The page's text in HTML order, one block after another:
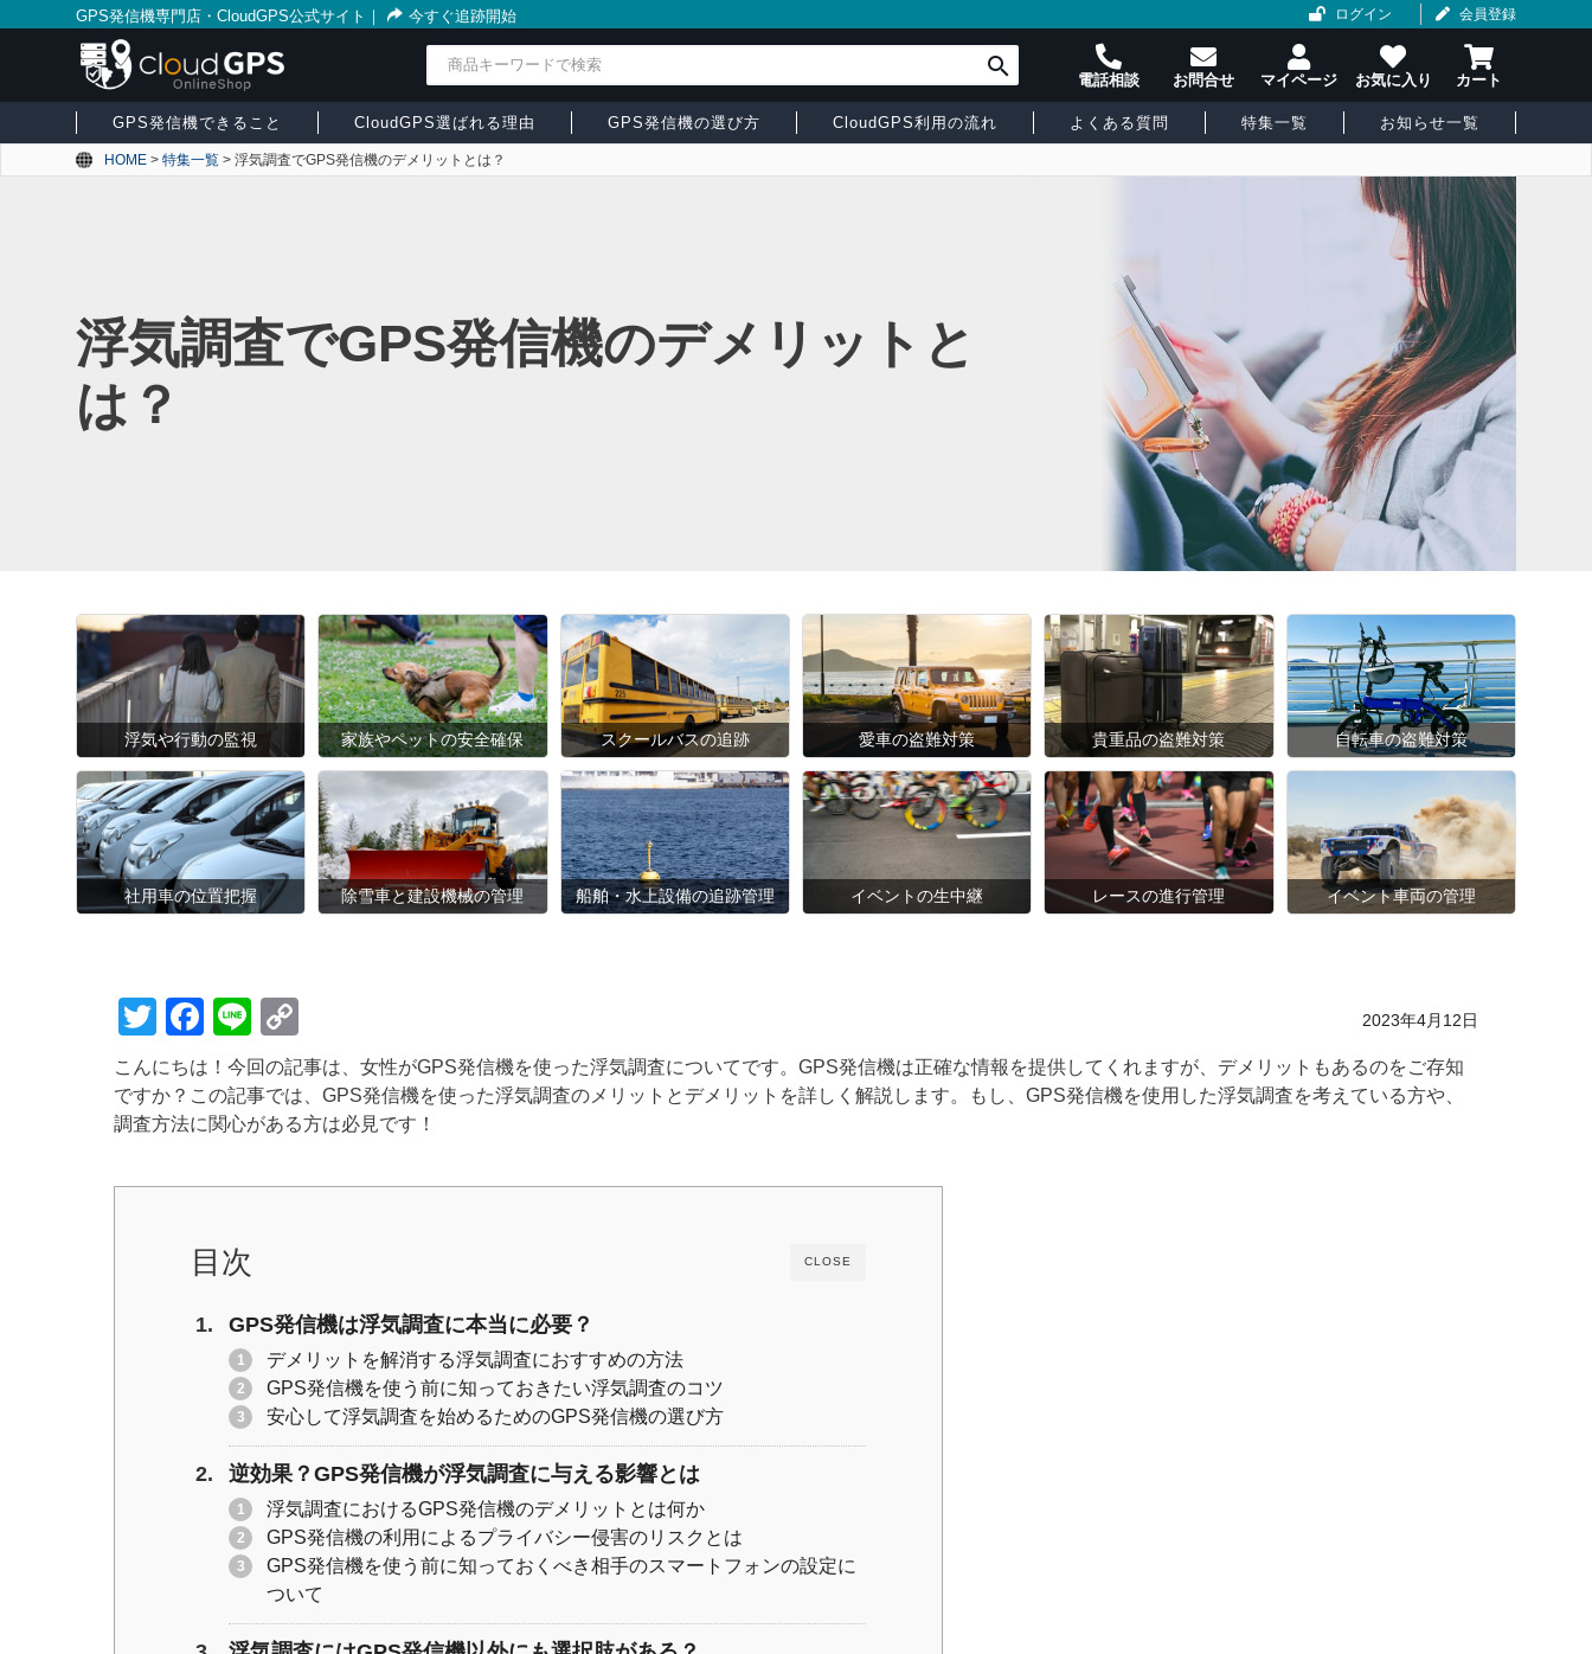
GPS発信機専門店・CloudGPS公式サイト ｜ 今すぐ追跡開始 ログイン 会員登録
GPS発信機できること CloudGPS選ばれる理由 GPS発信機の選び方 CloudGPS利用の流れ よくある質問 特集一覧 お知らせ一覧
HOME > 特集一覧 > 浮気調査でGPS発信機のデメリットとは？
浮気調査でGPS発信機のデメリットと
は？
浮気や行動の監視 家族やペットの安全確保 スクールバスの追跡 愛車の盗難対策 貴重品の盗難対策 自転車の盗難対策
社用車の位置把握 除雪車と建設機械の管理 船舶・水上設備の追跡管理 イベントの生中継 レースの進行管理 イベント車両の管理
2023年4月12日
T
wi
tt
er
F
a
c
e
o
k
Li
n
e
o
p
y
こんにちは！今回の記事は、女性がGPS発信機を使った浮気調査についてです。GPS発信機は正確な情報を提供してくれますが、デメリットもあるのをご存知
ですか？この記事では、GPS発信機を使った浮気調査のメリットとデメリットを詳しく解説します。もし、GPS発信機を使用した浮気調査を考えている方や、
調査方法に関心がある方は必見です！
CLOSE
目次
GPS発信機は浮気調査に本当に必要？
デメリットを解消する浮気調査におすすめの方法
GPS発信機を使う前に知っておきたい浮気調査のコツ
安心して浮気調査を始めるためのGPS発信機の選び方
逆効果？GPS発信機が浮気調査に与える影響とは
浮気調査におけるGPS発信機のデメリットとは何か
GPS発信機の利用によるプライバシー侵害のリスクとは
GPS発信機を使う前に知っておくべき相手のスマートフォンの設定に
ついて